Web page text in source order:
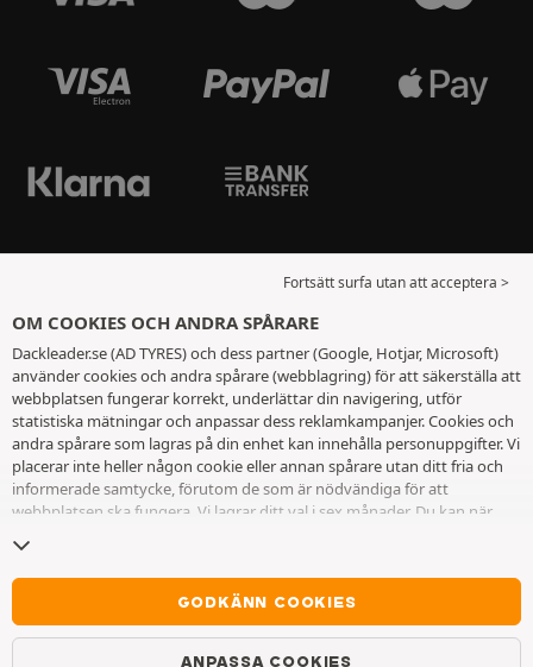
Fortsätt surfa utan att acceptera >
OM COOKIES OCH ANDRA SPÅRARE
Dackleader.se (AD TYRES) och dess partner (Google, Hotjar, Microsoft)
använder cookies och andra spårare (webblagring) för att säkerställa att
webbplatsen fungerar korrekt, underlättar din navigering, utför
statistiska mätningar och anpassar dess reklamkampanjer. Cookies och
andra spårare som lagras på din enhet kan innehålla personuppgifter. Vi
placerar inte heller någon cookie eller annan spårare utan ditt fria och
informerade samtycke, förutom de som är nödvändiga för att
webbplatsen ska fungera. Vi lagrar ditt val i sex månader. Du kan när
andra spårare
cookies eller andra spårare. Vägran hindrar inte tillgång till tjänsterna
AD TYRES. För ytterligare information hänvisar vi till
och andra spårare.
GODKÄNN COOKIES
ANPASSA COOKIES